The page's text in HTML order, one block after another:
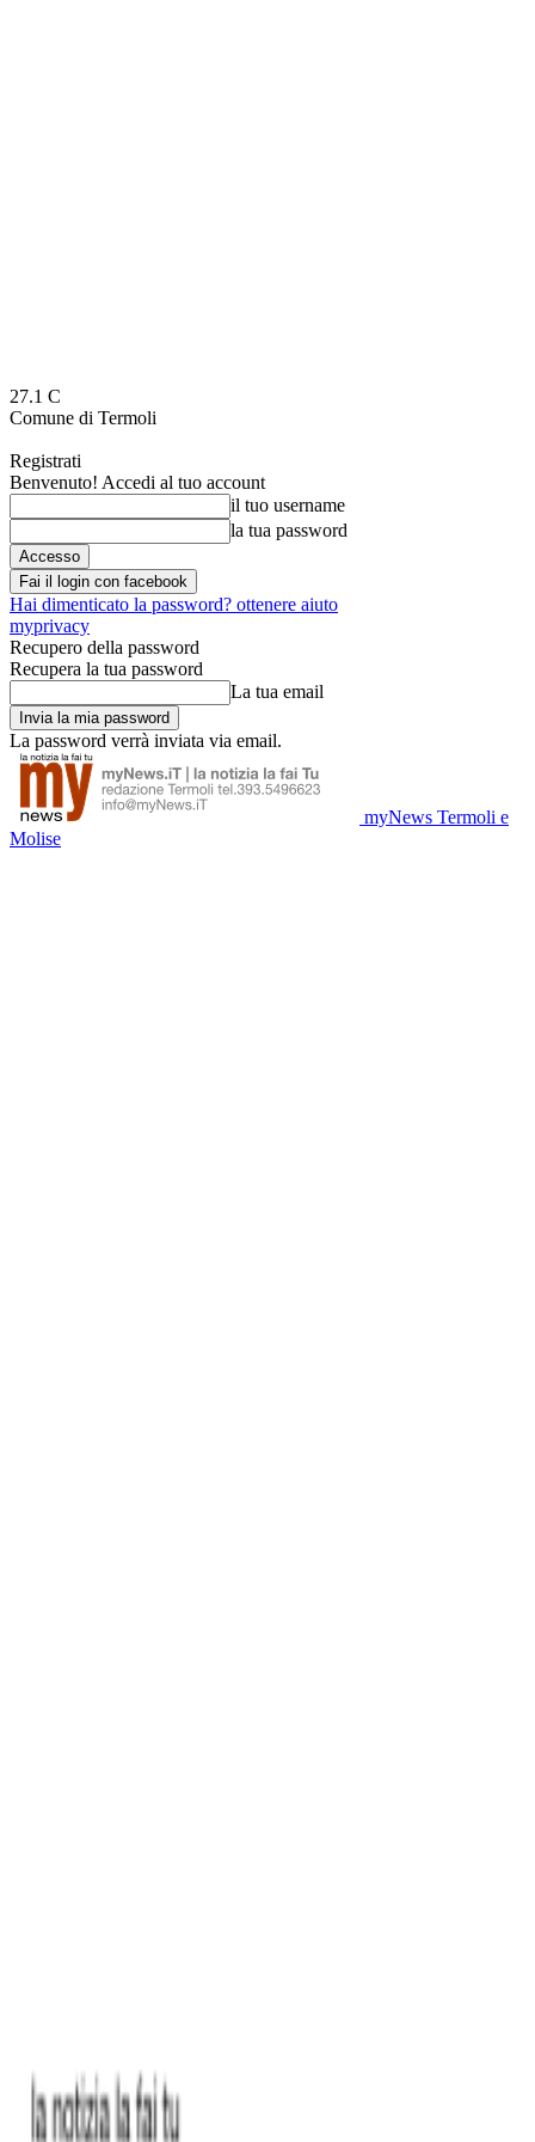
27.1 C
Comune di Termoli
Registrati
Benvenuto! Accedi al tuo account
il tuo username
la tua password
Fai il login con facebook
Hai dimenticato la password? ottenere aiuto
myprivacy
Recupero della password
Recupera la tua password
La tua email
La password verrà inviata via email.
myNews Termoli e
Molise